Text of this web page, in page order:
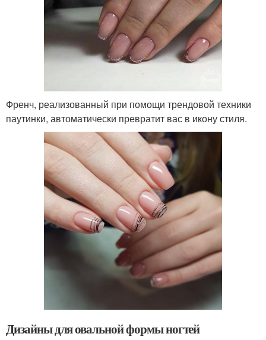
Френч, реализованный при помощи трендовой техники
паутинки, автоматически превратит вас в икону стиля.
Дизайны для овальной формы ногтей